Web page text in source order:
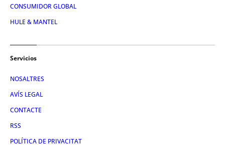
CONSUMIDOR GLOBAL
HULE & MANTEL
Servicios
NOSALTRES
AVÍS LEGAL
CONTACTE
RSS
POLÍTICA DE PRIVACITAT